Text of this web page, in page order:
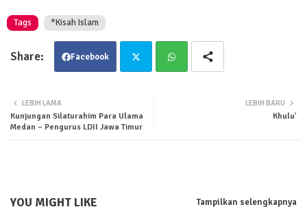
Tags *Kisah Islam
Facebook
ter
LEBIH BARU
Khulu'
LEBIH LAMA
Kunjungan Silaturahim Para Ulama
Medan – Pengurus LDII Jawa Timur
YOU MIGHT LIKE Tampilkan selengkapnya